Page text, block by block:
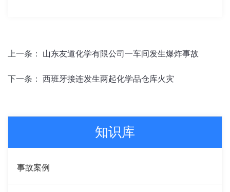
上一条： 山东友道化学有限公司一车间发生爆炸事故
下一条： 西班牙接连发生两起化学品仓库火灾
知识库
事故案例